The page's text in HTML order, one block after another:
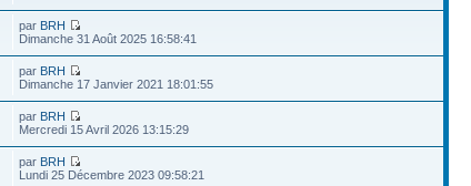
par BRH
Dimanche 31 Août 2025 16:58:41
par BRH
Dimanche 17 Janvier 2021 18:01:55
par BRH
Mercredi 15 Avril 2026 13:15:29
par BRH
Lundi 25 Décembre 2023 09:58:21